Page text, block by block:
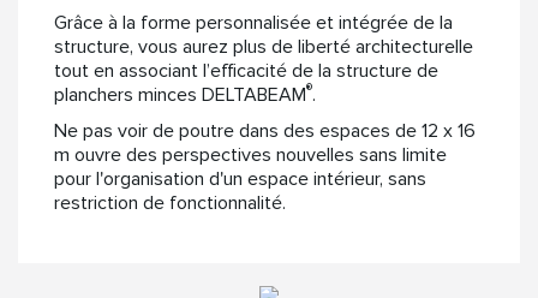
Grâce à la forme personnalisée et intégrée de la
structure, vous aurez plus de liberté architecturelle
tout en associant l’efficacité de la structure de
planchers minces DELTABEAM®.
Ne pas voir de poutre dans des espaces de 12 x 16
m ouvre des perspectives nouvelles sans limite
pour l'organisation d'un espace intérieur, sans
restriction de fonctionnalité.